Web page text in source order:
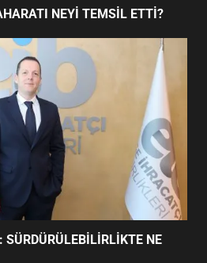
NE DEĞİŞTİ?
SATRANÇ
KAYITLARI NEYİ
BELEDİYESPOR’DA
NASIL
NEYİ TEMSİL ETTİ?
SÜRDÜRÜLEBİLİRLİKTE NE